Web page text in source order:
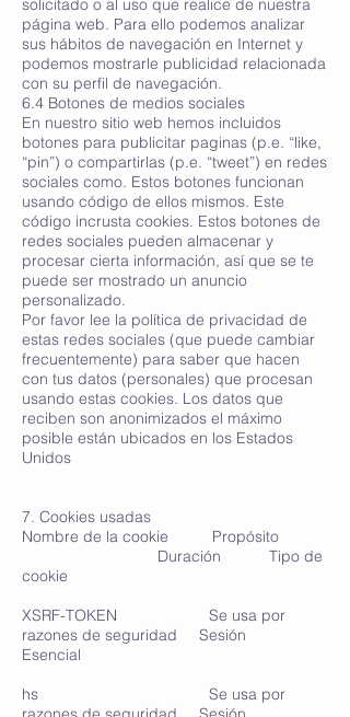
solicitado o al uso que realice de nuestra
página web. Para ello podemos analizar
sus hábitos de navegación en Internet y
podemos mostrarle publicidad relacionada
con su perfil de navegación.
6.4 Botones de medios sociales
En nuestro sitio web hemos incluidos
botones para publicitar paginas (p.e. “like,
“pin”) o compartirlas (p.e. “tweet”) en redes
sociales como. Estos botones funcionan
usando código de ellos mismos. Este
código incrusta cookies. Estos botones de
redes sociales pueden almacenar y
procesar cierta información, así que se te
puede ser mostrado un anuncio
personalizado.
Por favor lee la política de privacidad de
estas redes sociales (que puede cambiar
frecuentemente) para saber que hacen
con tus datos (personales) que procesan
usando estas cookies. Los datos que
reciben son anonimizados el máximo
posible están ubicados en los Estados
Unidos
7. Cookies usadas
Nombre de la cookie Propósito
Duración Tipo de
cookie
XSRF-TOKEN Se usa por
razones de seguridad Sesión
Esencial
hs Se usa por